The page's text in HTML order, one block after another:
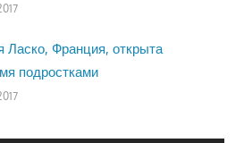
Ласко, Франция, открыта
подростками